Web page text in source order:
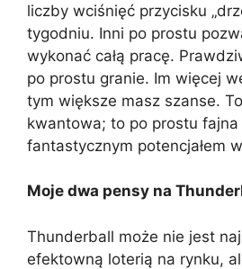
liczby wciśnięć przycisku
tygodniu. Inni po prostu
wykonać całą pracę.
po prostu granie. Im więcej
tym większe masz szanse.
kwantowa; to po prostu fajna
fantastycznym potencjałem
Moje dwa pensy na
Thunderball może nie jest
efektowną loterią na rynku,